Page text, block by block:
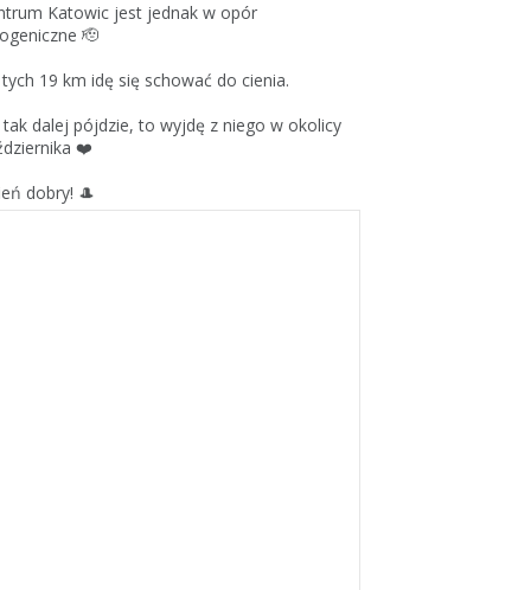
Katowic jest jednak w opór
🫡
19 km idę się schować do cienia.
tak dalej pójdzie, to wyjdę z niego w okolicy
❤️
dobry! 🎩